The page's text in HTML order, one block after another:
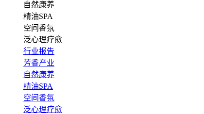
自然康养
精油SPA
空间香氛
泛心理疗愈
行业报告
芳香产业
自然康养
精油SPA
空间香氛
泛心理疗愈